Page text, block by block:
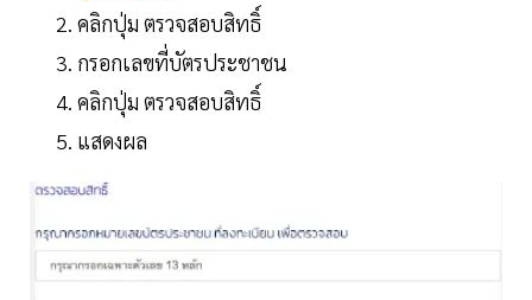
คลิกปุ่ม ตรวจสอบสิทธิ์
กรอกเลขที่บัตรประชาชน
คลิกปุ่ม ตรวจสอบสิทธิ์
แสดงผล